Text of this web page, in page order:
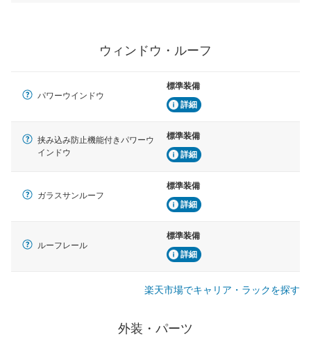
ウィンドウ・ルーフ
パワーウインドウ
標準装備
詳細
挟み込み防止機能付きパワーウ
インドウ
標準装備
詳細
ガラスサンルーフ
標準装備
詳細
ルーフレール
標準装備
詳細
楽天市場でキャリア・ラックを探す
外装・パーツ